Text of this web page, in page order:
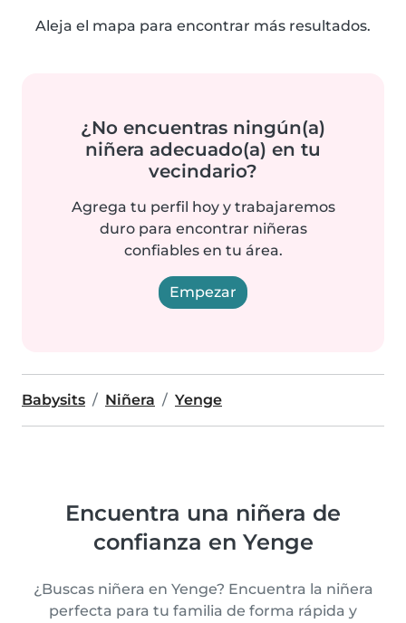
Aleja el mapa para encontrar más resultados.
¿No encuentras ningún(a)
niñera adecuado(a) en tu
vecindario?
Agrega tu perfil hoy y trabajaremos
duro para encontrar niñeras
confiables en tu área.
Empezar
Babysits Niñera Yenge
Encuentra una niñera de
confianza en Yenge
¿Buscas niñera en Yenge? Encuentra la niñera
perfecta para tu familia de forma rápida y